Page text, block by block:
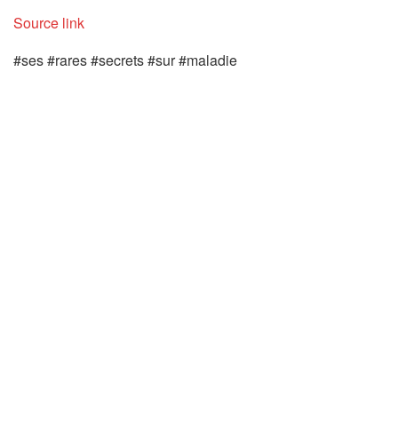
Source link
#ses #rares #secrets #sur #maladie